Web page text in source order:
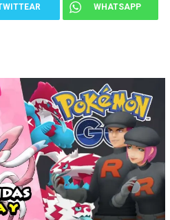
WHATSAPP